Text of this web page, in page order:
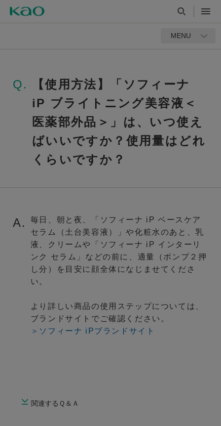
MENU
Q.
【使用方法】「ソフィーナ
iP ブライトニング美容液＜
医薬部外品＞」は、いつ使え
ばいいですか？使用量はどれ
くらいですか？
A.
毎日、朝と夜、「ソフィーナ iP ベースケア
セラム（土台美容液）」や化粧水のあと、乳
液、クリームや「ソフィーナ iP インターリ
ンク セラム」などの前に、適量（ポンプ２押
し分）を目安に顔全体になじませてくださ
い。
より詳しい商品の使用ステップについては、
ブランドサイトでご確認ください。
＞ソフィーナ iPブランドサイト
関連するＱ＆Ａ